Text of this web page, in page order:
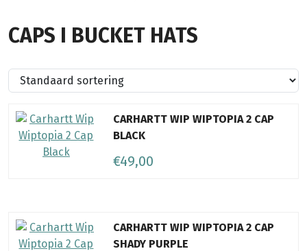
CAPS I BUCKET HATS
CARHARTT WIP WIPTOPIA 2 CAP
BLACK
€49,00
CARHARTT WIP WIPTOPIA 2 CAP
SHADY PURPLE